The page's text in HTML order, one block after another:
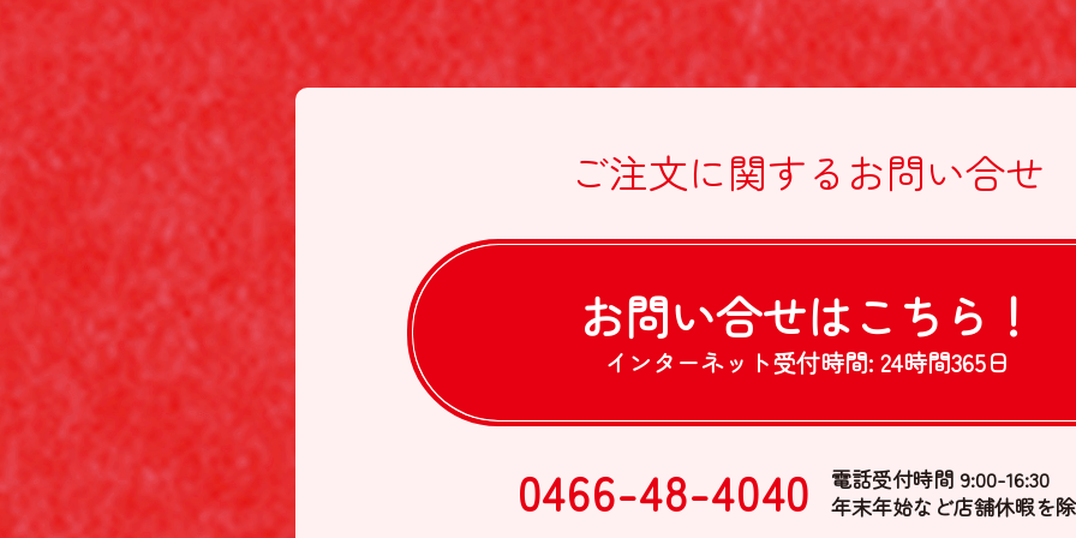
ご注文に関する お問い合せ
お問い合せはこちら！
インターネット受付時間: 24時間365日
0466-48-4040
電話受付時間 9:00-16:30
年末年始など店舗休暇を